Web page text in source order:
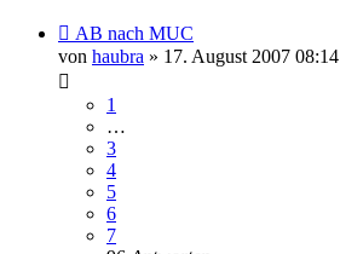
AB nach MUC
von haubra » 17. August 2007 08:14
1
…
3
4
5
6
7